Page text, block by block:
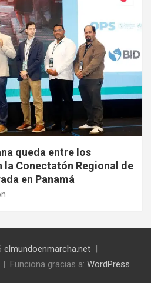
queda entre los
la Conectatón Regional de
en Panamá
elmundoenmarcha.net
Funciona gracias a: WordPress